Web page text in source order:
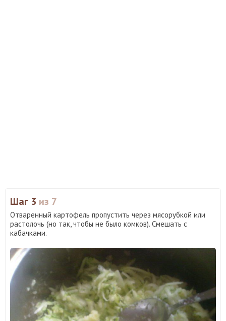
Шаг 3 из 7
Отваренный картофель пропустить через мясорубкой или
растолочь (но так, чтобы не было комков). Смешать с
кабачками.